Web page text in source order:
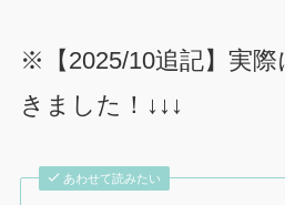
※【2025/10追記】実際
きました！↓↓↓
あわせて読みたい